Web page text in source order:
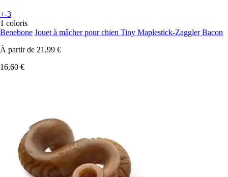
+-3
1 coloris
Benebone Jouet à mâcher pour chien Tiny Maplestick-Zaggler Bacon
À partir de 21,99 €
16,60 €